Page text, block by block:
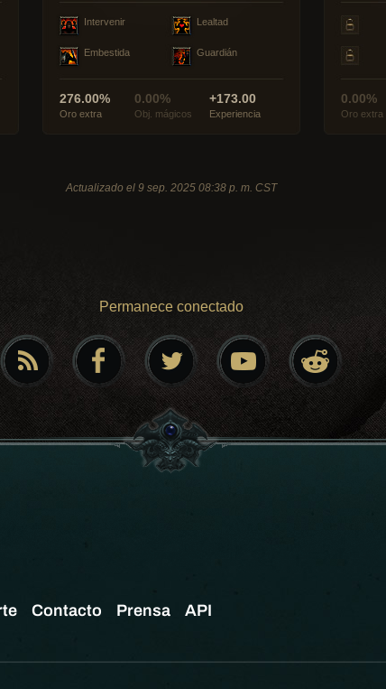
Intervenir Lealtad
Embestida Guardián
276.00%
Oro extra
0.00%
Obj. mágicos
+173.00
Experiencia
0.00%
Oro extra
Actualizado el 9 sep. 2025 08:38 p. m. CST
Permanece conectado